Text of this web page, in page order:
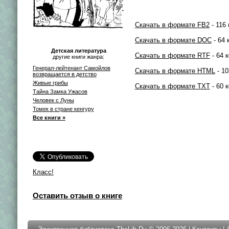
Детская литература
другие книги жанра:
Генерал-лейтенант Самойлов
возвращается в детство
Живые грибы
Тайна Замка Ужасов
Человек с Луны
Томек в стране кенгуру
Все книги »
Класс!
Скачать в формате FB2- 116
Скачать в формате DOC- 64
Скачать в формате RTF- 64
Скачать в формате HTML-
Скачать в формате TXT- 60
Оставить отзыв о книге